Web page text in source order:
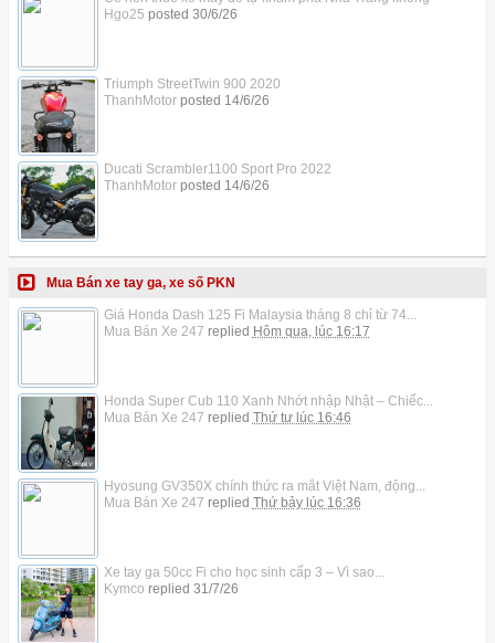
Hgo25 posted 30/6/26
Triumph StreetTwin 900 2020
ThanhMotorposted 14/6/26
Ducati Scrambler1100 Sport Pro 2022
ThanhMotorposted 14/6/26
Mua Bán xe tay ga, xe số PKN
Giá Honda Dash 125 Fi Malaysia tháng 8 chỉ từ 74...
Mua Bán Xe 247 replied Hôm qua, lúc 16:17
Honda Super Cub 110 Xanh Nhớt nhập Nhật – Chiếc...
Mua Bán Xe 247 replied Thứ tư lúc 16:46
Hyosung GV350X chính thức ra mắt Việt Nam, động...
Mua Bán Xe 247 replied Thứ bảy lúc 16:36
Xe tay ga 50cc Fi cho học sinh cấp 3 – Vì sao...
Kymco replied 31/7/26